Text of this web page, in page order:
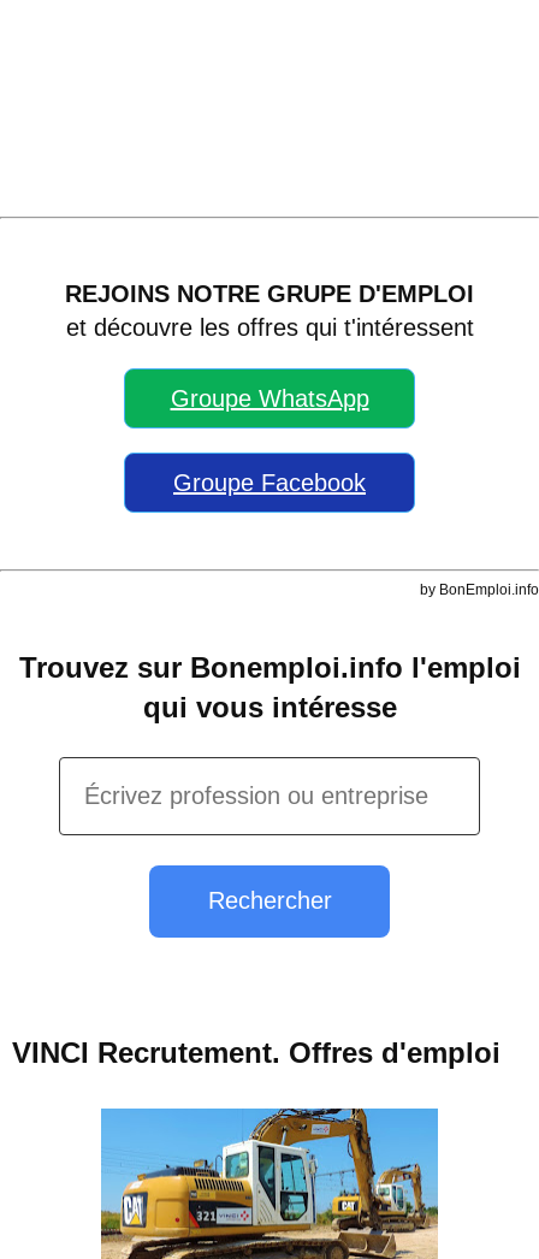
REJOINS NOTRE GRUPE D'EMPLOI
et découvre les offres qui t'intéressent
Groupe WhatsApp
Groupe Facebook
by BonEmploi.info
Trouvez sur Bonemploi.info l'emploi
qui vous intéresse
Rechercher
VINCI Recrutement. Offres d'emploi